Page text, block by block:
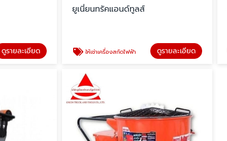
ดูรายละเอียด
ยูเนี่ยนทรัคแอนด์ทูลส์
ให้เช่าเครื่องสกัดไฟฟ้า ดูรายละเอียด